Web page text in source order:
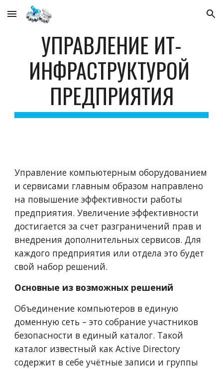
Skip to main content Skip to navigation
УПРАВЛЕНИЕ ИТ-
ИНФРАСТРУКТУРОЙ
ПРЕДПРИЯТИЯ
Управление компьютерным оборудованием
и сервисами главным образом направлено
на повышение эффективности работы
предприятия. Увеличение эффективности
достигается за счет разграничений прав и
внедрения дополнительных сервисов. Для
каждого предприятия или отдела это будет
свой набор решений.
Основные из возможных решений
Объединение компьютеров в единую
доменную сеть – это собрание участников
безопасности в единый каталог. Такой
каталог известный как Active Directory
содержит в себе учётные записи и группы